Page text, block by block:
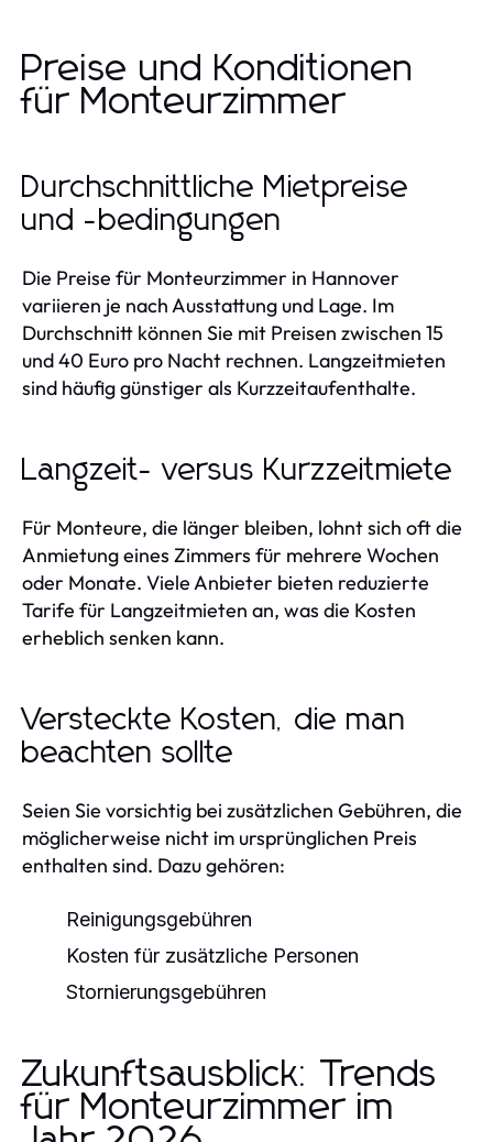
Preise und Konditionen
für Monteurzimmer
Durchschnittliche Mietpreise
und -bedingungen
Die Preise für Monteurzimmer in Hannover
variieren je nach Ausstattung und Lage. Im
Durchschnitt können Sie mit Preisen zwischen 15
und 40 Euro pro Nacht rechnen. Langzeitmieten
sind häufig günstiger als Kurzzeitaufenthalte.
Langzeit- versus Kurzzeitmiete
Für Monteure, die länger bleiben, lohnt sich oft die
Anmietung eines Zimmers für mehrere Wochen
oder Monate. Viele Anbieter bieten reduzierte
Tarife für Langzeitmieten an, was die Kosten
erheblich senken kann.
Versteckte Kosten, die man
beachten sollte
Seien Sie vorsichtig bei zusätzlichen Gebühren, die
möglicherweise nicht im ursprünglichen Preis
enthalten sind. Dazu gehören:
Reinigungsgebühren
Kosten für zusätzliche Personen
Stornierungsgebühren
Zukunftsausblick: Trends
für Monteurzimmer im